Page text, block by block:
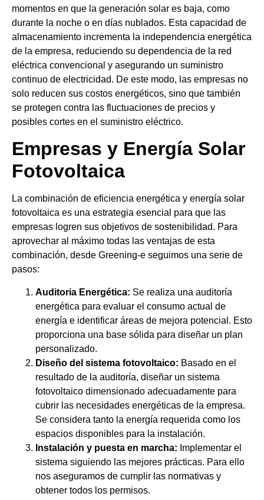
momentos en que la generación solar es baja, como
durante la noche o en días nublados. Esta capacidad de
almacenamiento incrementa la independencia energética
de la empresa, reduciendo su dependencia de la red
eléctrica convencional y asegurando un suministro
continuo de electricidad. De este modo, las empresas no
solo reducen sus costos energéticos, sino que también
se protegen contra las fluctuaciones de precios y
posibles cortes en el suministro eléctrico.
Empresas y Energía Solar
Fotovoltaica
La combinación de eficiencia energética y energía solar
fotovoltaica es una estrategia esencial para que las
empresas logren sus objetivos de sostenibilidad. Para
aprovechar al máximo todas las ventajas de esta
combinación, desde Greening-e seguimos una serie de
pasos:
Auditoria Energética: Se realiza una auditoría
energética para evaluar el consumo actual de
energía e identificar áreas de mejora potencial. Esto
proporciona una base sólida para diseñar un plan
personalizado.
Diseño del sistema fotovoltaico: Basado en el
resultado de la auditoría, diseñar un sistema
fotovoltaico dimensionado adecuadamente para
cubrir las necesidades energéticas de la empresa.
Se considera tanto la energía requerida como los
espacios disponibles para la instalación.
Instalación y puesta en marcha: Implementar el
sistema siguiendo las mejores prácticas. Para ello
nos aseguramos de cumplir las normativas y
obtener todos los permisos.